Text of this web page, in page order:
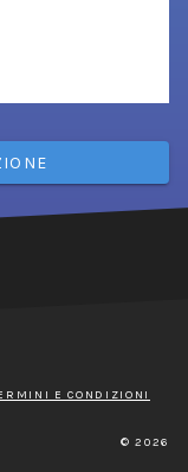
E CONDIZIONI
© 2026